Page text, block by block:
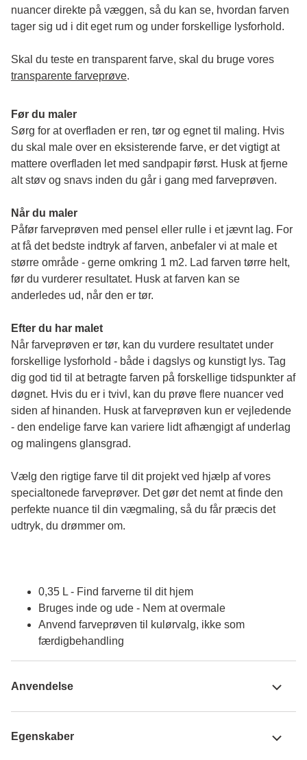
nuancer direkte på væggen, så du kan se, hvordan farven
tager sig ud i dit eget rum og under forskellige lysforhold.
transparente farveprøve.
Før du maler
Sørg for at overfladen er ren, tør og egnet til maling. Hvis
du skal male over en eksisterende farve, er det vigtigt at
mattere overfladen let med sandpapir først. Husk at fjerne
alt støv og snavs inden du går i gang med farveprøven.
Når du maler
Påfør farveprøven med pensel eller rulle i et jævnt lag. For
at få det bedste indtryk af farven, anbefaler vi at male et
større område - gerne omkring 1 m2. Lad farven tørre helt,
før du vurderer resultatet. Husk at farven kan se
anderledes ud, når den er tør.
Efter du har malet
Når farveprøven er tør, kan du vurdere resultatet under
forskellige lysforhold - både i dagslys og kunstigt lys. Tag
dig god tid til at betragte farven på forskellige tidspunkter af
døgnet. Hvis du er i tvivl, kan du prøve flere nuancer ved
siden af hinanden. Husk at farveprøven kun er vejledende
- den endelige farve kan variere lidt afhængigt af underlag
og malingens glansgrad.
Vælg den rigtige farve til dit projekt ved hjælp af vores
specialtonede farveprøver. Det gør det nemt at finde den
perfekte nuance til din vægmaling, så du får præcis det
udtryk, du drømmer om.
0,35 L - Find farverne til dit hjem
Bruges inde og ude - Nem at overmale
Anvend farveprøven til kulørvalg, ikke som
færdigbehandling
Anvendelse
Egenskaber